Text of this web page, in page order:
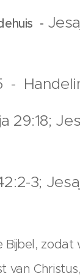
-
-
29:18;
3;
zodat
van